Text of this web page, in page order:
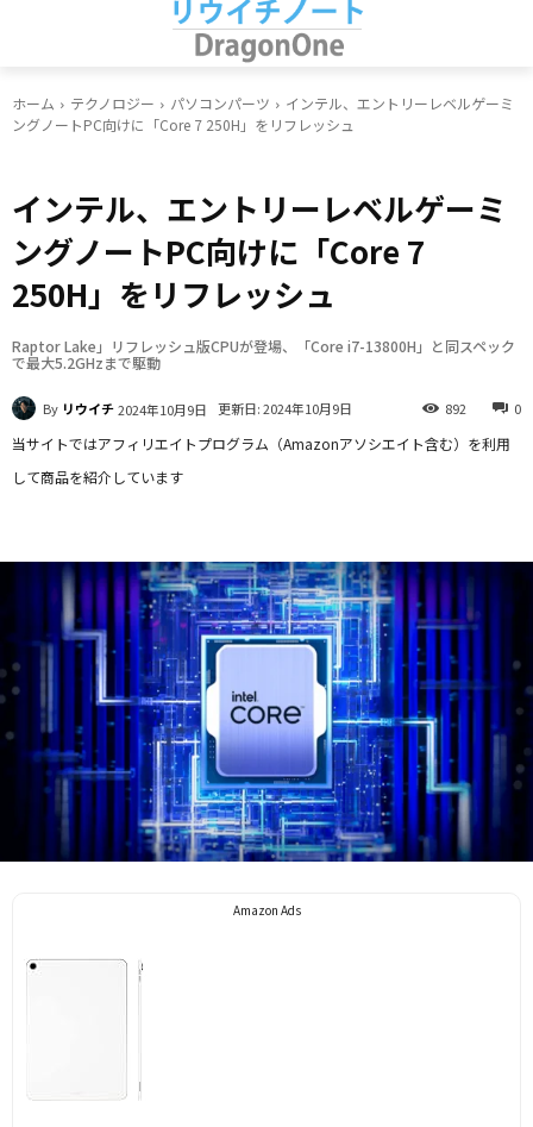
ホーム テクノロジー パソコンパーツ
インテル、エントリーレベルゲーミ
ングノートPC向けに「Core 7 250H」をリフレッシュ
インテル、エントリーレベルゲーミ
ングノートPC向けに「Core 7
250H」をリフレッシュ
Raptor Lake」リフレッシュ版CPUが登場、「Core i7-13800H」と同スペック
で最大5.2GHzまで駆動
By リウイチ2024年10月9日 更新日:2024年10月9日 0
892
当サイトではアフィリエイトプログラム（Amazonアソシエイト含む）を利用
して商品を紹介しています
Amazon Ads